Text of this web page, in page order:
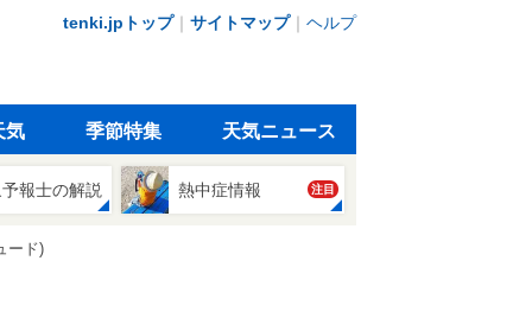
tenki.jpトップ｜ サイトマップ｜ ヘルプ
気 季節特集 天気ニュース
報士の解説 熱中症情報 注目
ード)